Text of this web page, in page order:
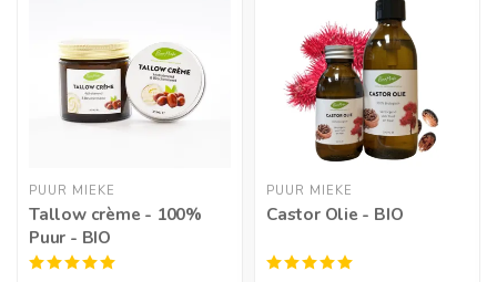
PUUR MIEKE
Tallow crème - 100%
Puur - BIO
PUUR MIEKE
Castor Olie - BIO